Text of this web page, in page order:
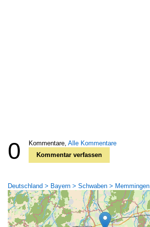
0 Kommentare, Alle Kommentare
Kommentar verfassen
Deutschland > Bayern > Schwaben > Memmingen